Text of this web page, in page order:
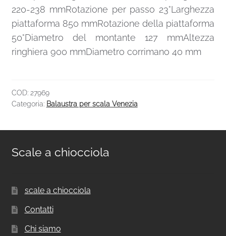
220-238 mmRotazione per passo 23°Larghezza
piattaforma 850 mmRotazione della piattaforma
50°Diametro del montante 127 mmAltezza
ringhiera 900 mmDiametro corrimano 40 mm
COD: 27969
Categoria: Balaustra per scala Venezia
Scale a chiocciola
scale a chiocciola
Contatti
Chi siamo